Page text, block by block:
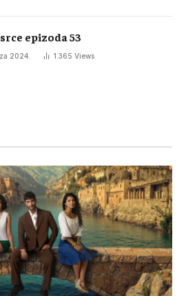
epizoda 53
2024. 1.365 Views